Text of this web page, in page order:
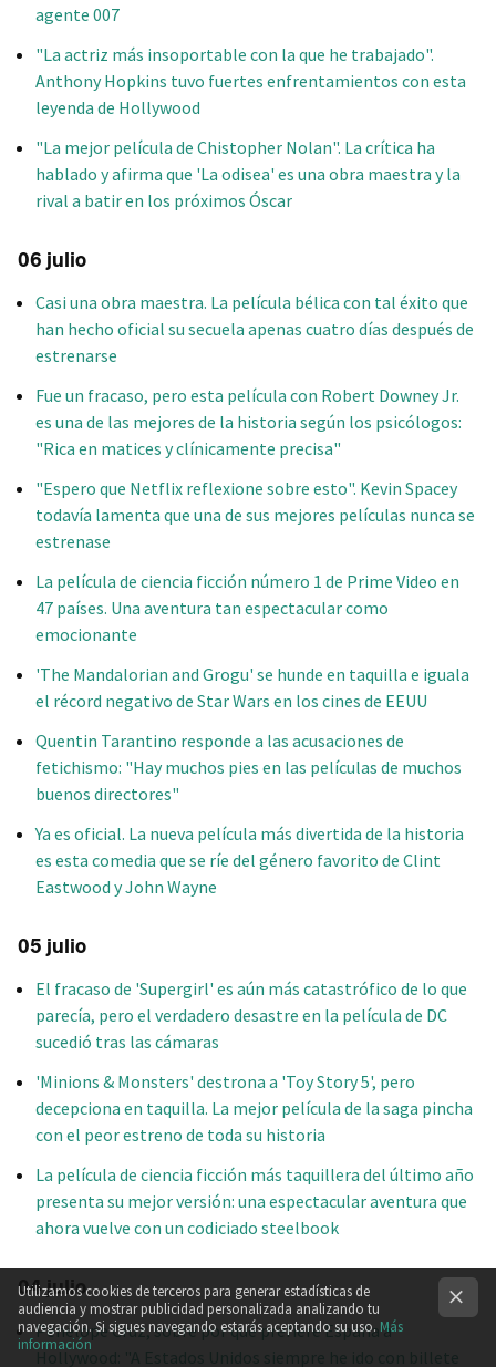
agente 007
"La actriz más insoportable con la que he trabajado".
Anthony Hopkins tuvo fuertes enfrentamientos con esta
leyenda de Hollywood
"La mejor película de Chistopher Nolan". La crítica ha
hablado y afirma que 'La odisea' es una obra maestra y la
rival a batir en los próximos Óscar
06 julio
Casi una obra maestra. La película bélica con tal éxito que
han hecho oficial su secuela apenas cuatro días después de
estrenarse
Fue un fracaso, pero esta película con Robert Downey Jr.
es una de las mejores de la historia según los psicólogos:
"Rica en matices y clínicamente precisa"
"Espero que Netflix reflexione sobre esto". Kevin Spacey
todavía lamenta que una de sus mejores películas nunca se
estrenase
La película de ciencia ficción número 1 de Prime Video en
47 países. Una aventura tan espectacular como
emocionante
'The Mandalorian and Grogu' se hunde en taquilla e iguala
el récord negativo de Star Wars en los cines de EEUU
Quentin Tarantino responde a las acusaciones de
fetichismo: "Hay muchos pies en las películas de muchos
buenos directores"
Ya es oficial. La nueva película más divertida de la historia
es esta comedia que se ríe del género favorito de Clint
Eastwood y John Wayne
05 julio
El fracaso de 'Supergirl' es aún más catastrófico de lo que
parecía, pero el verdadero desastre en la película de DC
sucedió tras las cámaras
'Minions & Monsters' destrona a 'Toy Story 5', pero
decepciona en taquilla. La mejor película de la saga pincha
con el peor estreno de toda su historia
La película de ciencia ficción más taquillera del último año
presenta su mejor versión: una espectacular aventura que
ahora vuelve con un codiciado steelbook
04 julio
Penélope Cruz, sobre por qué prefiere España a
Hollywood: "A Estados Unidos siempre he ido con billete
Utilizamos cookies de terceros para generar estadísticas de
audiencia y mostrar publicidad personalizada analizando tu
navegación. Si sigues navegando estarás aceptando su uso. Más
información